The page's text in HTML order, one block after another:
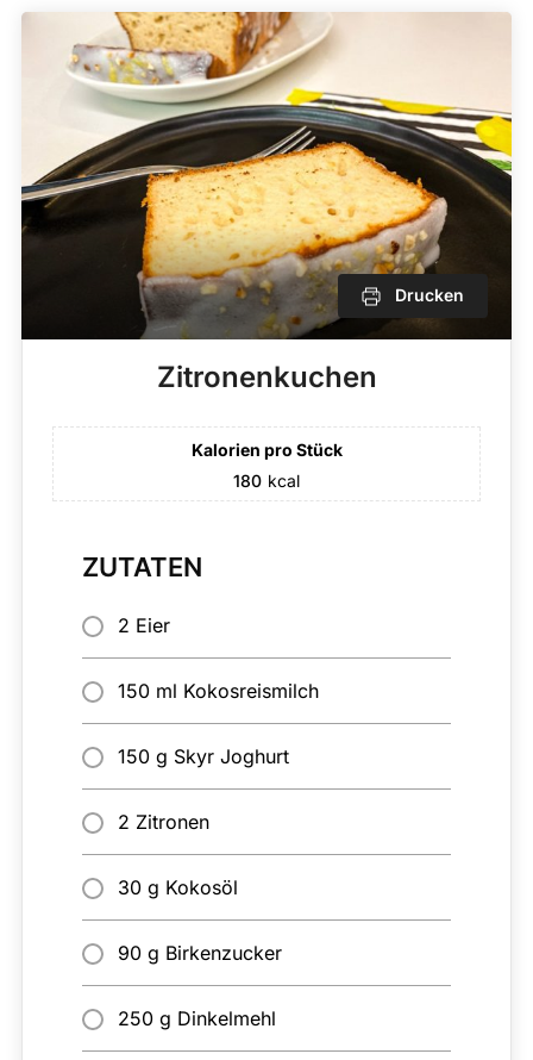
Drucken
Zitronenkuchen
Kalorien pro Stück
180 kcal
ZUTATEN
2 Eier
150 ml Kokosreismilch
150 g Skyr Joghurt
2 Zitronen
30 g Kokosöl
90 g Birkenzucker
250 g Dinkelmehl